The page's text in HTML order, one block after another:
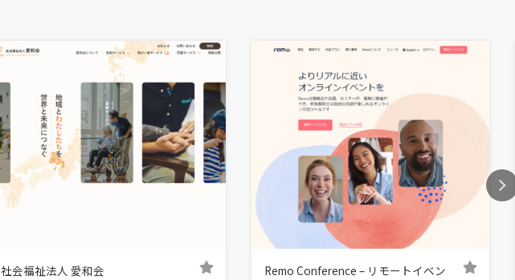
社会福祉法人 愛和会
Remo Conference – リモートイベン